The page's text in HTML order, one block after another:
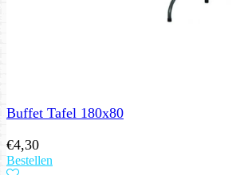
Buffet Tafel 180x80
€4,30
Bestellen